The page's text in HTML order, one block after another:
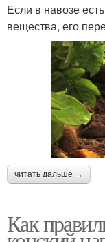
Если в навозе
вещества, его
читать дальше →
Как